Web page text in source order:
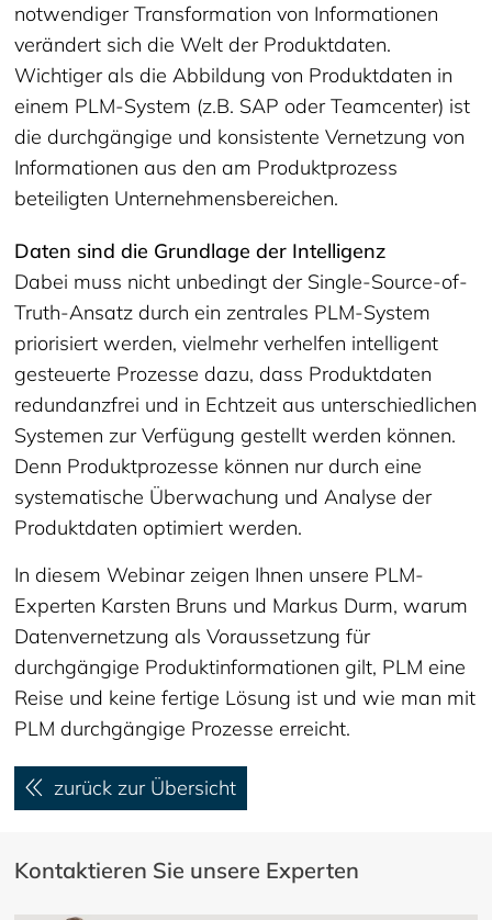
notwendiger Transformation von Informationen
verändert sich die Welt der Produktdaten.
Wichtiger als die Abbildung von Produktdaten in
einem PLM-System (z.B. SAP oder Teamcenter) ist
die durchgängige und konsistente Vernetzung von
Informationen aus den am Produktprozess
beteiligten Unternehmensbereichen.
Daten sind die Grundlage der Intelligenz
Dabei muss nicht unbedingt der Single-Source-of-
Truth-Ansatz durch ein zentrales PLM-System
priorisiert werden, vielmehr verhelfen intelligent
gesteuerte Prozesse dazu, dass Produktdaten
redundanzfrei und in Echtzeit aus unterschiedlichen
Systemen zur Verfügung gestellt werden können.
Denn Produktprozesse können nur durch eine
systematische Überwachung und Analyse der
Produktdaten optimiert werden.
In diesem Webinar zeigen Ihnen unsere PLM-
Experten Karsten Bruns und Markus Durm, warum
Datenvernetzung als Voraussetzung für
durchgängige Produktinformationen gilt, PLM eine
Reise und keine fertige Lösung ist und wie man mit
PLM durchgängige Prozesse erreicht.
zurück zur Übersicht
Kontaktieren Sie unsere Experten